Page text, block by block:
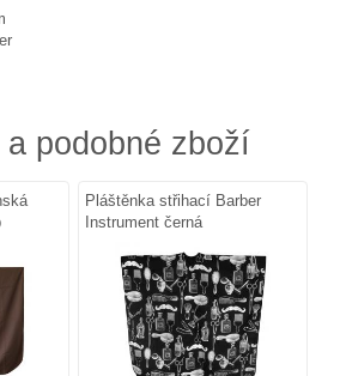
podobné zboží
Pláštěnka střihací Barber
Instrument černá